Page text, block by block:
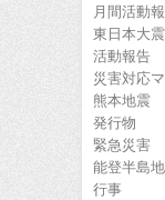
月間活動
東日本大
活動報告
災害対応
熊本地震
発行物
緊急災害
能登半島
行事